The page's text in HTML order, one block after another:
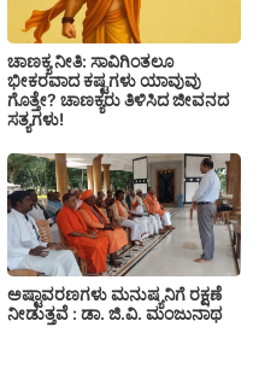
ಚಾಣಕ್ಯ ನೀತಿ: ಸಾವಿಗಿಂತಲೂ
ಭೀಕರವಾದ ಕಷ್ಟಗಳು ಯಾವುವು
ಗೊತ್ತೇ? ಚಾಣಕ್ಯರು ತಿಳಿಸಿದ ಜೀವನದ
ಸತ್ಯಗಳು!
ಅಷ್ಟಾವರಣಗಳು ಮನುಷ್ಯನಿಗೆ ರಕ್ಷಣೆ
ನೀಡುತ್ತವೆ : ಡಾ. ಜಿ.ವಿ. ಮಂಜುನಾಥ